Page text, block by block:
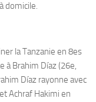
domicile.
la Tanzanie en 8es
à Brahim Díaz (26e,
Díaz rayonne avec
Achraf Hakimi en